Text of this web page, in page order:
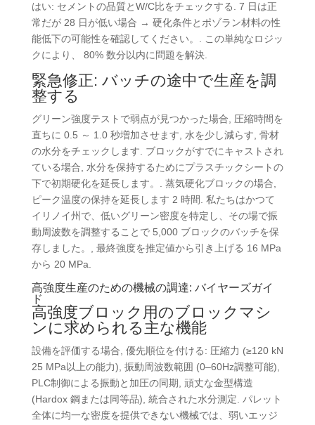
はい: セメントの品質とW/C比をチェックする. 7 日は正
常だが 28 日が低い場合 → 硬化条件とポゾラン材料の性
能低下の可能性を確認してください。. この単純なロジッ
クにより、 80% 数分以内に問題を解決.
緊急修正: バッチの途中で生産を調
整する
グリーン強度テストで弱点が見つかった場合, 圧縮時間を
直ちに 0.5 ～ 1.0 秒増加させます, 水を少し減らす, 骨材
の水分をチェックします. ブロックがすでにキャストされ
ている場合, 水分を保持するためにプラスチックシートの
下で初期硬化を延長します。. 蒸気硬化ブロックの場合,
ピーク温度の保持を延長します 2 時間. 私たちはかつて
イリノイ州で、低いグリーン密度を特定し、その場で振
動周波数を調整することで 5,000 ブロックのバッチを保
存しました。, 最終強度を推定値から引き上げる 16 MPa
から 20 MPa.
高強度生産のための機械の調達: バイヤーズガイ
ド
高強度ブロック用のブロックマシ
ンに求められる主な機能
設備を評価する場合, 優先順位を付ける: 圧縮力 (≥120 kN
25 MPa以上の能力), 振動周波数範囲 (0–60Hz調整可能),
PLC制御による振動と加圧の同期, 頑丈な金型構造
(Hardox 鋼または同等品), 統合された水分測定. パレット
全体に均一な密度を提供できない機械では、弱いエッジ